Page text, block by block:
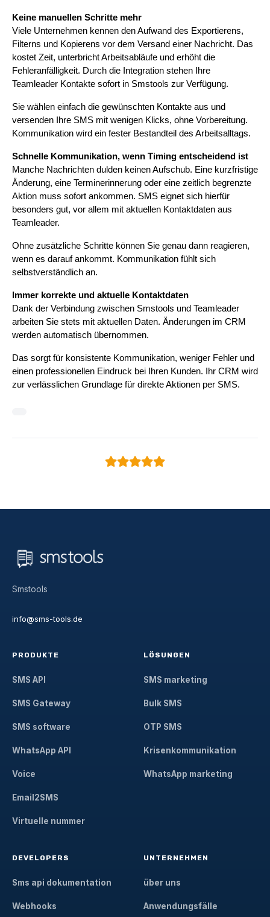
Keine manuellen Schritte mehr
Viele Unternehmen kennen den Aufwand des Exportierens,
Filterns und Kopierens vor dem Versand einer Nachricht. Das
kostet Zeit, unterbricht Arbeitsabläufe und erhöht die
Fehleranfälligkeit. Durch die Integration stehen Ihre
Teamleader Kontakte sofort in Smstools zur Verfügung.
Sie wählen einfach die gewünschten Kontakte aus und
versenden Ihre SMS mit wenigen Klicks, ohne Vorbereitung.
Kommunikation wird ein fester Bestandteil des Arbeitsalltags.
Schnelle Kommunikation, wenn Timing entscheidend ist
Manche Nachrichten dulden keinen Aufschub. Eine kurzfristige
Änderung, eine Terminerinnerung oder eine zeitlich begrenzte
Aktion muss sofort ankommen. SMS eignet sich hierfür
besonders gut, vor allem mit aktuellen Kontaktdaten aus
Teamleader.
Ohne zusätzliche Schritte können Sie genau dann reagieren,
wenn es darauf ankommt. Kommunikation fühlt sich
selbstverständlich an.
Immer korrekte und aktuelle Kontaktdaten
Dank der Verbindung zwischen Smstools und Teamleader
arbeiten Sie stets mit aktuellen Daten. Änderungen im CRM
werden automatisch übernommen.
Das sorgt für konsistente Kommunikation, weniger Fehler und
einen professionellen Eindruck bei Ihren Kunden. Ihr CRM wird
zur verlässlichen Grundlage für direkte Aktionen per SMS.
Smstools
info@sms-tools.de
PRODUKTE
SMS API
SMS Gateway
SMS software
WhatsApp API
Voice
Email2SMS
Virtuelle nummer
LÖSUNGEN
SMS marketing
Bulk SMS
OTP SMS
Krisenkommunikation
WhatsApp marketing
DEVELOPERS
Sms api dokumentation
Webhooks
UNTERNEHMEN
über uns
Anwendungsfälle